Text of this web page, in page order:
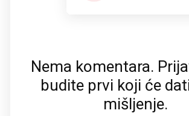
Nema komentara.
budite prvi koji će
mišljenje.